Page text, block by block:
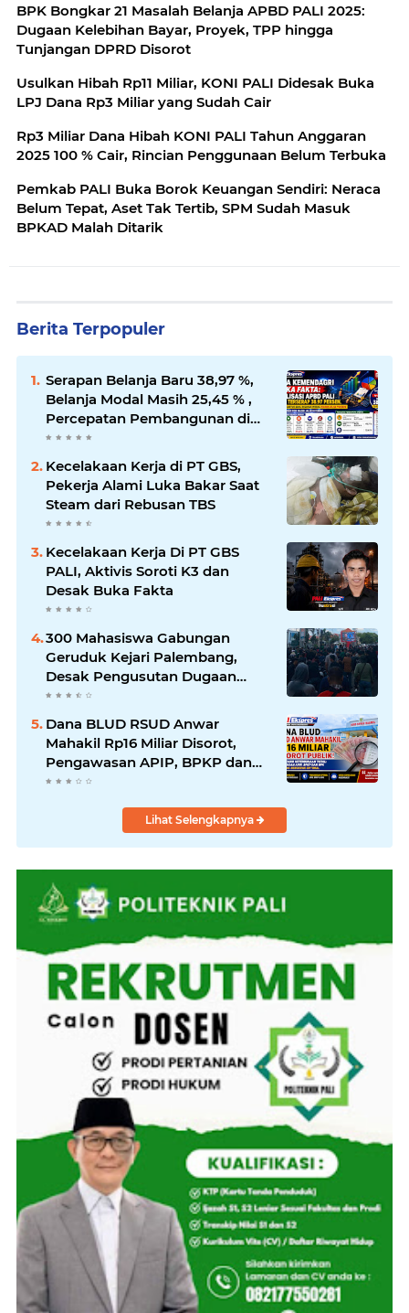
BPK Bongkar 21 Masalah Belanja APBD PALI 2025:
Dugaan Kelebihan Bayar, Proyek, TPP hingga
Tunjangan DPRD Disorot
Usulkan Hibah Rp11 Miliar, KONI PALI Didesak Buka
LPJ Dana Rp3 Miliar yang Sudah Cair
Rp3 Miliar Dana Hibah KONI PALI Tahun Anggaran
2025 100 % Cair, Rincian Penggunaan Belum Terbuka
Pemkab PALI Buka Borok Keuangan Sendiri: Neraca
Belum Tepat, Aset Tak Tertib, SPM Sudah Masuk
BPKAD Malah Ditarik
Berita Terpopuler
Serapan Belanja Baru 38,97 %,
Belanja Modal Masih 25,45 % ,
Percepatan Pembangunan di
PALI Dipertanyakan
Kecelakaan Kerja di PT GBS,
Pekerja Alami Luka Bakar Saat
Steam dari Rebusan TBS
Kecelakaan Kerja Di PT GBS
PALI, Aktivis Soroti K3 dan
Desak Buka Fakta
300 Mahasiswa Gabungan
Geruduk Kejari Palembang,
Desak Pengusutan Dugaan
Korupsi Tanpa Tebang Pilih
Dana BLUD RSUD Anwar
Mahakil Rp16 Miliar Disorot,
Pengawasan APIP, BPKP dan
BPK Harus Bergerak Optimal
Lihat Selengkapnya